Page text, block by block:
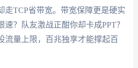
走TCP省带宽。带宽保障更是硬实
？队友激战正酣你却卡成PPT？
流量上限，百兆独享才能撑起百